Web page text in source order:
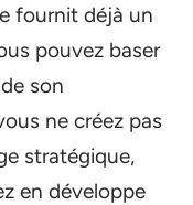
fournit déjà un
pouvez baser
son
ne créez pas
stratégique,
en développe